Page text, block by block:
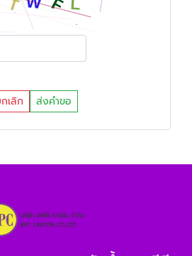
เลิก ส่งคำขอ